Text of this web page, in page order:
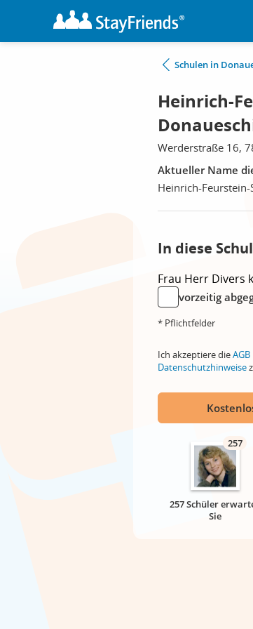
Schulen in
Heinrich-
Werderstraße 16,
Aktueller Name
Heinrich-
In diese
Frau Herr Divers
vorzeitig
* Pflichtfelder
Ich akzeptiere dieAGB
Datenschutzhinweise
257
257 Schüler
Sie